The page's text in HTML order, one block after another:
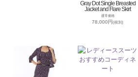
Gray Dot Single Breasted
Jacket and Flare Skirt
通常価格
78,000円(税別)